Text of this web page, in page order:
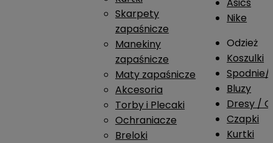
Skarpety
zapaśnicze
Manekiny
zapaśnicze
Maty zapaśnicze
Akcesoria
Torby i Plecaki
Ochraniacze
Breloki
Nike
Odzież
Koszulki
Spodnie/
Bluzy
Dresy /
Czapki
Kurtki